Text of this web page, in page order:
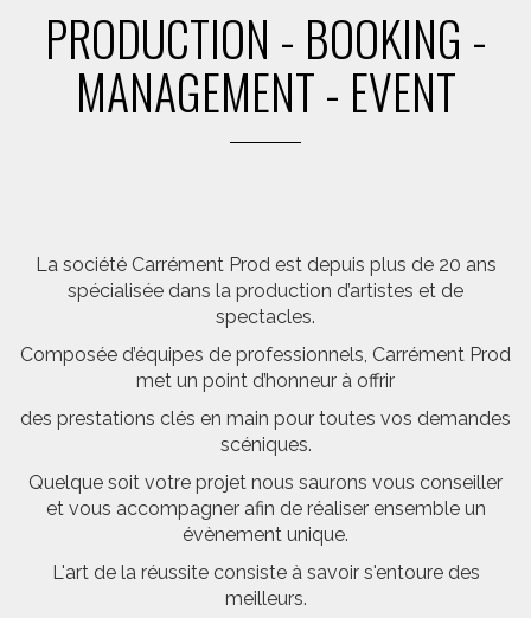
PRODUCTION - BOOKING -
MANAGEMENT - EVENT
La société Carrément Prod est depuis plus de 20 ans
spécialisée dans la production d’artistes et de
spectacles.
Composée d’équipes de professionnels, Carrément Prod
met un point d’honneur à offrir
des prestations clés en main pour toutes vos demandes
scéniques.
Quelque soit votre projet nous saurons vous conseiller
et vous accompagner afin de réaliser ensemble un
évènement unique.
L'art de la réussite consiste à savoir s'entoure des
meilleurs.